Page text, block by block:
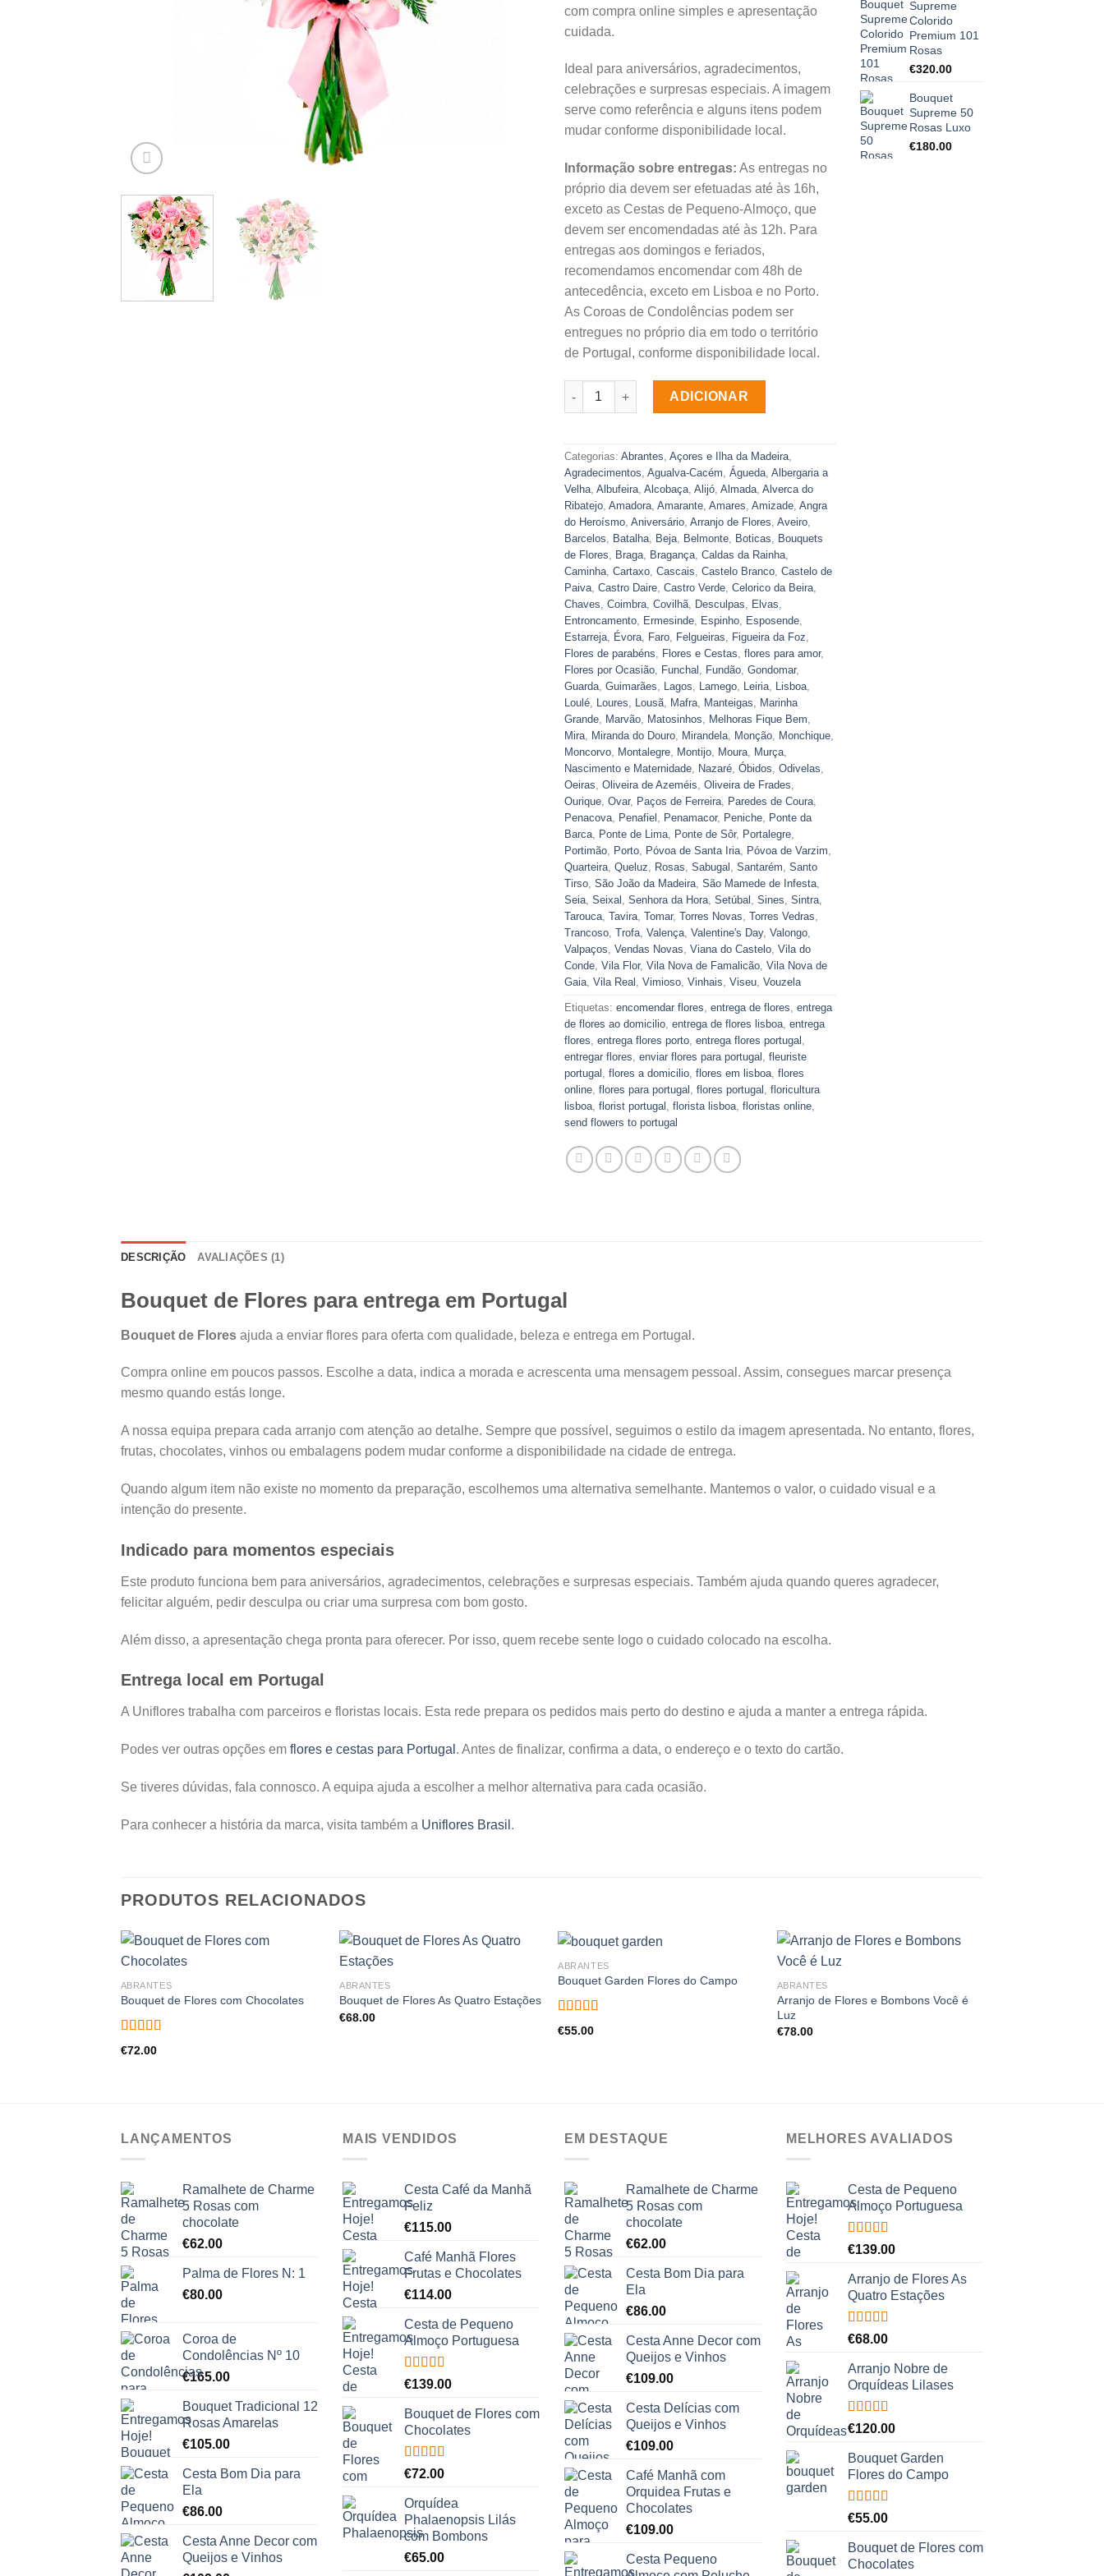
com compra online simples e apresentação
cuidada.
Ideal para aniversários, agradecimentos,
celebrações e surpresas especiais. A imagem
serve como referência e alguns itens podem
mudar conforme disponibilidade local.
Informação sobre entregas: As entregas no
próprio dia devem ser efetuadas até às 16h,
exceto as Cestas de Pequeno-Almoço, que
devem ser encomendadas até às 12h. Para
entregas aos domingos e feriados,
recomendamos encomendar com 48h de
antecedência, exceto em Lisboa e no Porto.
As Coroas de Condolências podem ser
entregues no próprio dia em todo o território
de Portugal, conforme disponibilidade local.
Quantidade de Bouquet de Flores Charme em Rosas
ADICIONAR
Categorias: Abrantes Açores e Ilha da Madeira
Agradecimentos Agualva-Cacém Águeda Albergaria a
Velha Albufeira Alcobaça Alijó Almada Alverca do
Ribatejo Amadora Amarante Amares Amizade Angra
do Heroísmo Aniversário Arranjo de Flores Aveiro
Barcelos
Batalha Beja Belmonte Boticas
Bouquets
de Flores
Braga Bragança Caldas da Rainha
Caminha Cartaxo Cascais Castelo Branco Castelo de
Paiva Castro Daire Castro Verde Celorico da Beira
Chaves Coimbra Covilhã Desculpas Elvas
Entroncamento
Ermesinde Espinho Esposende
Estarreja
Évora Faro Felgueiras Figueira da Foz
Flores de parabéns
Flores e Cestas flores para amor,
Flores por Ocasião
Funchal Fundão Gondomar,
Guarda Guimarães Lagos Lamego Leiria Lisboa
Loulé
Loures Lousã Mafra Manteigas
Marinha
Grande
Marvão Matosinhos Melhoras Fique Bem
Mira
Miranda do Douro Mirandela Monção Monchique
Moncorvo
Montalegre Montijo Moura Murça
Nascimento e Maternidade
Nazaré Óbidos Odivelas
Oeiras Oliveira de Azeméis Oliveira de Frades
Ourique Ovar, Paços de Ferreira Paredes de Coura
Penacova
Penafiel Penamacor, Peniche
Ponte da
Barca
Ponte de Lima Ponte de Sôr, Portalegre
Portimão
Porto Póvoa de Santa Iria Póvoa de Varzim
Quarteira Queluz Rosas Sabugal Santarém Santo
Tirso São João da Madeira São Mamede de Infesta
Seia Seixal Senhora da Hora Setúbal Sines Sintra
Tarouca Tavira Tomar, Torres Novas Torres Vedras
Trancoso Trofa Valença Valentine's Day, Valongo
Valpaços Vendas Novas Viana do Castelo Vila do
Conde Vila Flor, Vila Nova de Famalicão Vila Nova de
Gaia Vila Real Vimioso Vinhais Viseu Vouzela
Etiquetas: encomendar flores entrega de flores entrega
de flores ao domicilio entrega de flores lisboa entrega
flores entrega flores porto entrega flores portugal
entregar flores enviar flores para portugal
fleuriste
portugal
flores a domicilio flores em lisboa flores
online flores para portugal flores portugal
floricultura
lisboa florist portugal florista lisboa floristas online
send flowers to portugal
Supreme
Colorido
Premium 101
Rosas
€320.00
Bouquet
Supreme 50
Rosas Luxo
€180.00
DESCRIÇÃO AVALIAÇÕES (1)
Bouquet de Flores para entrega em Portugal
Bouquet de Flores ajuda a enviar flores para oferta com qualidade, beleza e entrega em Portugal.
Compra online em poucos passos. Escolhe a data, indica a morada e acrescenta uma mensagem pessoal. Assim, consegues marcar presença
mesmo quando estás longe.
A nossa equipa prepara cada arranjo com atenção ao detalhe. Sempre que possível, seguimos o estilo da imagem apresentada. No entanto, flores,
frutas, chocolates, vinhos ou embalagens podem mudar conforme a disponibilidade na cidade de entrega.
Quando algum item não existe no momento da preparação, escolhemos uma alternativa semelhante. Mantemos o valor, o cuidado visual e a
intenção do presente.
Indicado para momentos especiais
Este produto funciona bem para aniversários, agradecimentos, celebrações e surpresas especiais. Também ajuda quando queres agradecer,
felicitar alguém, pedir desculpa ou criar uma surpresa com bom gosto.
Além disso, a apresentação chega pronta para oferecer. Por isso, quem recebe sente logo o cuidado colocado na escolha.
Entrega local em Portugal
A Uniflores trabalha com parceiros e floristas locais. Esta rede prepara os pedidos mais perto do destino e ajuda a manter a entrega rápida.
Podes ver outras opções em flores e cestas para Portugal . Antes de finalizar, confirma a data, o endereço e o texto do cartão.
Se tiveres dúvidas, fala connosco. A equipa ajuda a escolher a melhor alternativa para cada ocasião.
Para conhecer a história da marca, visita também a Uniflores Brasil .
PRODUTOS RELACIONADOS
ABRANTES
Bouquet de Flores com Chocolates
Avaliação
5.00de 5
€72.00
ABRANTES
Bouquet de Flores As Quatro Estações
€68.00
ABRANTES
Bouquet Garden Flores do Campo
Avaliação
5.00de 5
€55.00
ABRANTES
Arranjo de Flores e Bombons Você é
Luz
€78.00
LANÇAMENTOS
Ramalhete de Charme
5 Rosas com
chocolate
€62.00
Palma de Flores N: 1
€80.00
Coroa de
Condolências Nº 10
€165.00
Bouquet Tradicional 12
Rosas Amarelas
€105.00
Cesta Bom Dia para
Ela
€86.00
Cesta Anne Decor com
Queijos e Vinhos
MAIS VENDIDOS
Cesta Café da Manhã
Feliz
€115.00
Café Manhã Flores
Frutas e Chocolates
€114.00
Cesta de Pequeno
Almoço Portuguesa
Avaliação
€139.00
Bouquet de Flores com
Chocolates
Avaliação
€72.00
Orquídea
Phalaenopsis Lilás
com Bombons
€65.00
EM DESTAQUE
Ramalhete de Charme
5 Rosas com
chocolate
€62.00
Cesta Bom Dia para
Ela
€86.00
Cesta Anne Decor com
Queijos e Vinhos
€109.00
Cesta Delícias com
Queijos e Vinhos
€109.00
Café Manhã com
Orquidea Frutas e
Chocolates
€109.00
Cesta Pequeno
MELHORES AVALIADOS
Cesta de Pequeno
Almoço Portuguesa
Avaliação
€139.00
Arranjo de Flores As
Quatro Estações
Avaliação
€68.00
Arranjo Nobre de
Orquídeas Lilases
Avaliação
€120.00
Bouquet Garden
Flores do Campo
Avaliação
€55.00
Bouquet de Flores com
Chocolates